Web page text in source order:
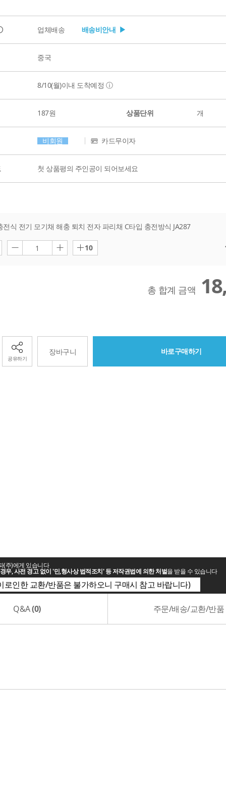
업체배송 배송비안내 ▶
중국
8/10(월)이내 도착예정 ⓘ
187원 상품단위 개
비회원 카드무이자
첫 상품평의 주인공이 되어보세요
전식 전기 모기채 해충 퇴치 전자 파리채 C타입 충전방식 JA287
1 10
총 합계 금액
공유하기
장바구니 바로구매하기
(주)에게 있습니다
우, 사전 경고 없이 '민,형사상 법적조치' 등 저작권법에 의한 처벌을 받을 수 있습니다
인한 교환/반품은 불가하오니 구매시 참고 바랍니다)
Q&A(0) 주문/배송/교환/반품